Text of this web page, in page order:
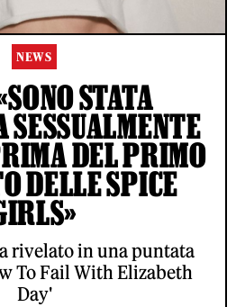
NEWS
STATA
SESSUALMENTE
DEL PRIMO
DELLE SPICE
rivelato in una puntata
To Fail With Elizabeth
Day'